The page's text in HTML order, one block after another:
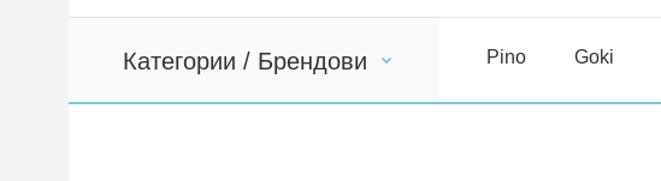
Категории / Брендови Pino Goki